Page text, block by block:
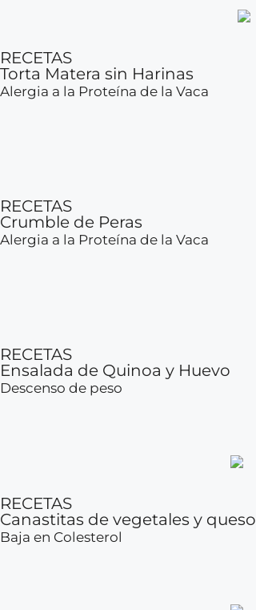
RECETAS
Torta Matera sin Harinas
Alergia a la Proteína de la Vaca
RECETAS
Crumble de Peras
Alergia a la Proteína de la Vaca
RECETAS
Ensalada de Quinoa y Huevo
Descenso de peso
RECETAS
Canastitas de vegetales y queso
Baja en Colesterol